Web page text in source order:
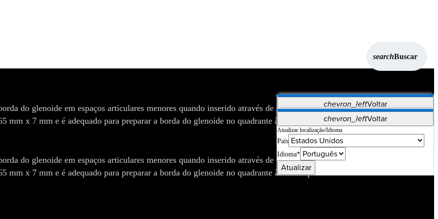
searchBuscar
chevron_leftVoltar
Vet Systems OrthoPedia Patient
Supplier Portal
Synergy Imaging & Resection
chevron_leftVoltar
Atualizar localização/Idioma
País
Idioma*
Atualizar
do glenoide em espaços articulares menores quando inserido através de um portal artroscópico. O raspador Bankart
mm x 7 mm e é adequado para preparar a borda do glenoide no quadrante ântero-superior.
do glenoide em espaços articulares menores quando inserido através de um portal artroscópico. O raspador Bankart
mm x 7 mm e é adequado para preparar a borda do glenoide no quadrante ântero-superior.